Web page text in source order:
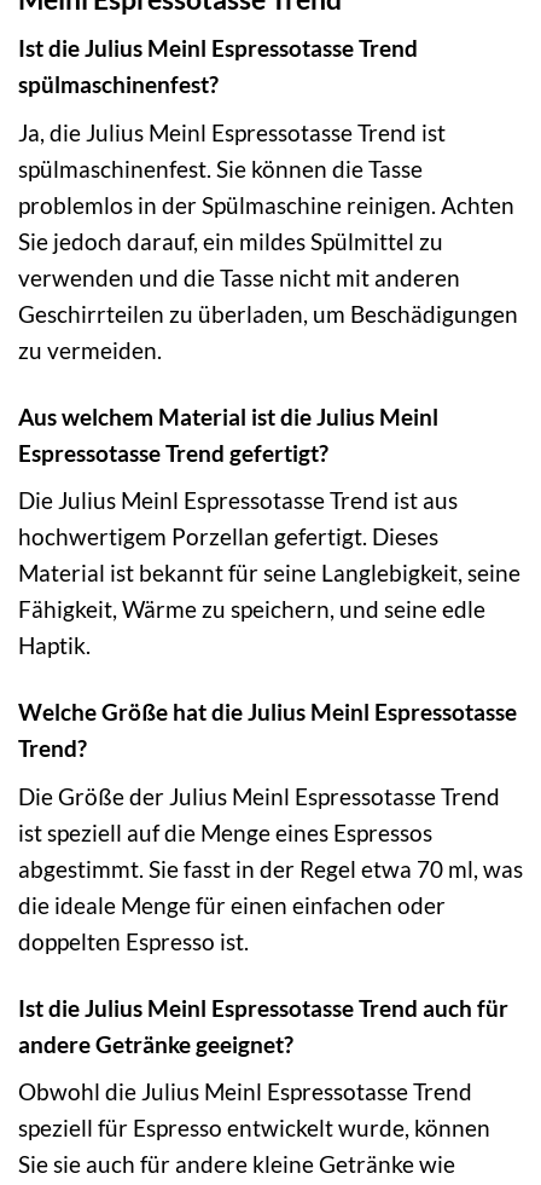
Ist die Julius Meinl Espressotasse Trend
spülmaschinenfest?
Ja, die Julius Meinl Espressotasse Trend ist
spülmaschinenfest. Sie können die Tasse
problemlos in der Spülmaschine reinigen. Achten
Sie jedoch darauf, ein mildes Spülmittel zu
verwenden und die Tasse nicht mit anderen
Geschirrteilen zu überladen, um Beschädigungen
zu vermeiden.
Aus welchem Material ist die Julius Meinl
Espressotasse Trend gefertigt?
Die Julius Meinl Espressotasse Trend ist aus
hochwertigem Porzellan gefertigt. Dieses
Material ist bekannt für seine Langlebigkeit, seine
Fähigkeit, Wärme zu speichern, und seine edle
Haptik.
Welche Größe hat die Julius Meinl Espressotasse
Trend?
Die Größe der Julius Meinl Espressotasse Trend
ist speziell auf die Menge eines Espressos
abgestimmt. Sie fasst in der Regel etwa 70 ml, was
die ideale Menge für einen einfachen oder
doppelten Espresso ist.
Ist die Julius Meinl Espressotasse Trend auch für
andere Getränke geeignet?
Obwohl die Julius Meinl Espressotasse Trend
speziell für Espresso entwickelt wurde, können
Sie sie auch für andere kleine Getränke wie